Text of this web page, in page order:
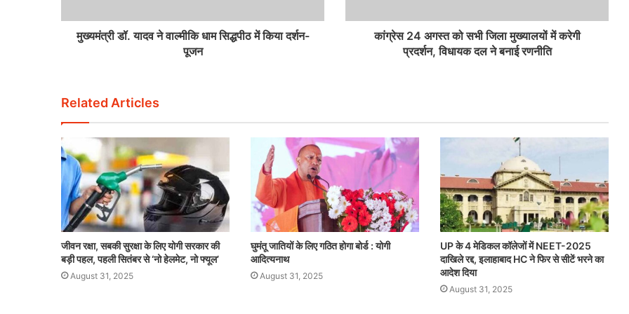
मुख्यमंत्री डॉ. यादव ने वाल्मीकि धाम सिद्धपीठ में किया दर्शन-
पूजन
कांग्रेस 24 अगस्त को सभी जिला मुख्यालयों में करेगी
प्रदर्शन, विधायक दल ने बनाई रणनीति
Related Articles
जीवन रक्षा, सबकी सुरक्षा के लिए योगी सरकार की
बड़ी पहल, पहली सितंबर से ‘नो हेलमेट, नो फ्यूल’
August 31, 2025
घुमंतू जातियों के लिए गठित होगा बोर्ड : योगी
आदित्यनाथ
August 31, 2025
UP के 4 मेडिकल कॉलेजों में NEET-2025
दाखिले रद्द, इलाहाबाद HC ने फिर से सीटें भरने का
आदेश दिया
August 31, 2025